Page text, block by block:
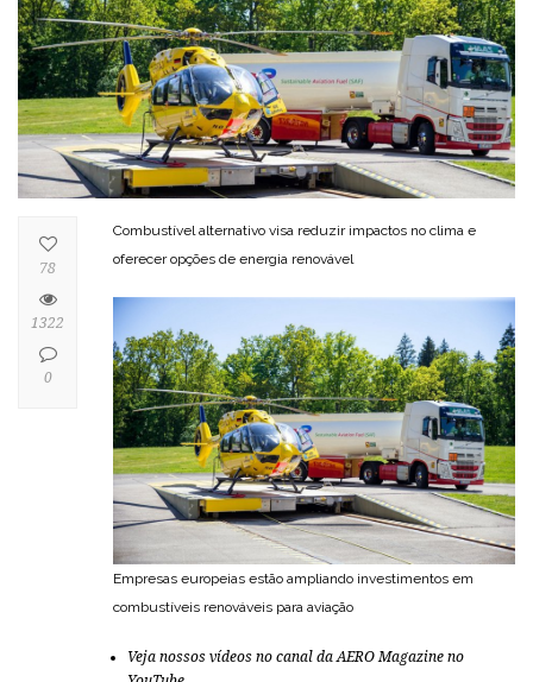
Combustível alternativo visa reduzir impactos no clima e
oferecer opções de energia renovável
Empresas europeias estão ampliando investimentos em
combustíveis renováveis para aviação
Veja nossos vídeos no canal da AERO Magazine no
78
1322
0